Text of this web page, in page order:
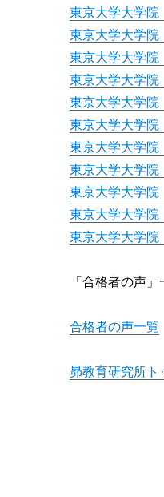
東京大学大学
東京大学大学
東京大学大学
東京大学大学
東京大学大学
東京大学大学
東京大学大学
東京大学大学
東京大学大学
東京大学大学
東京大学大学
「合格者の声
合格者の声一覧
昴教育研究所ト